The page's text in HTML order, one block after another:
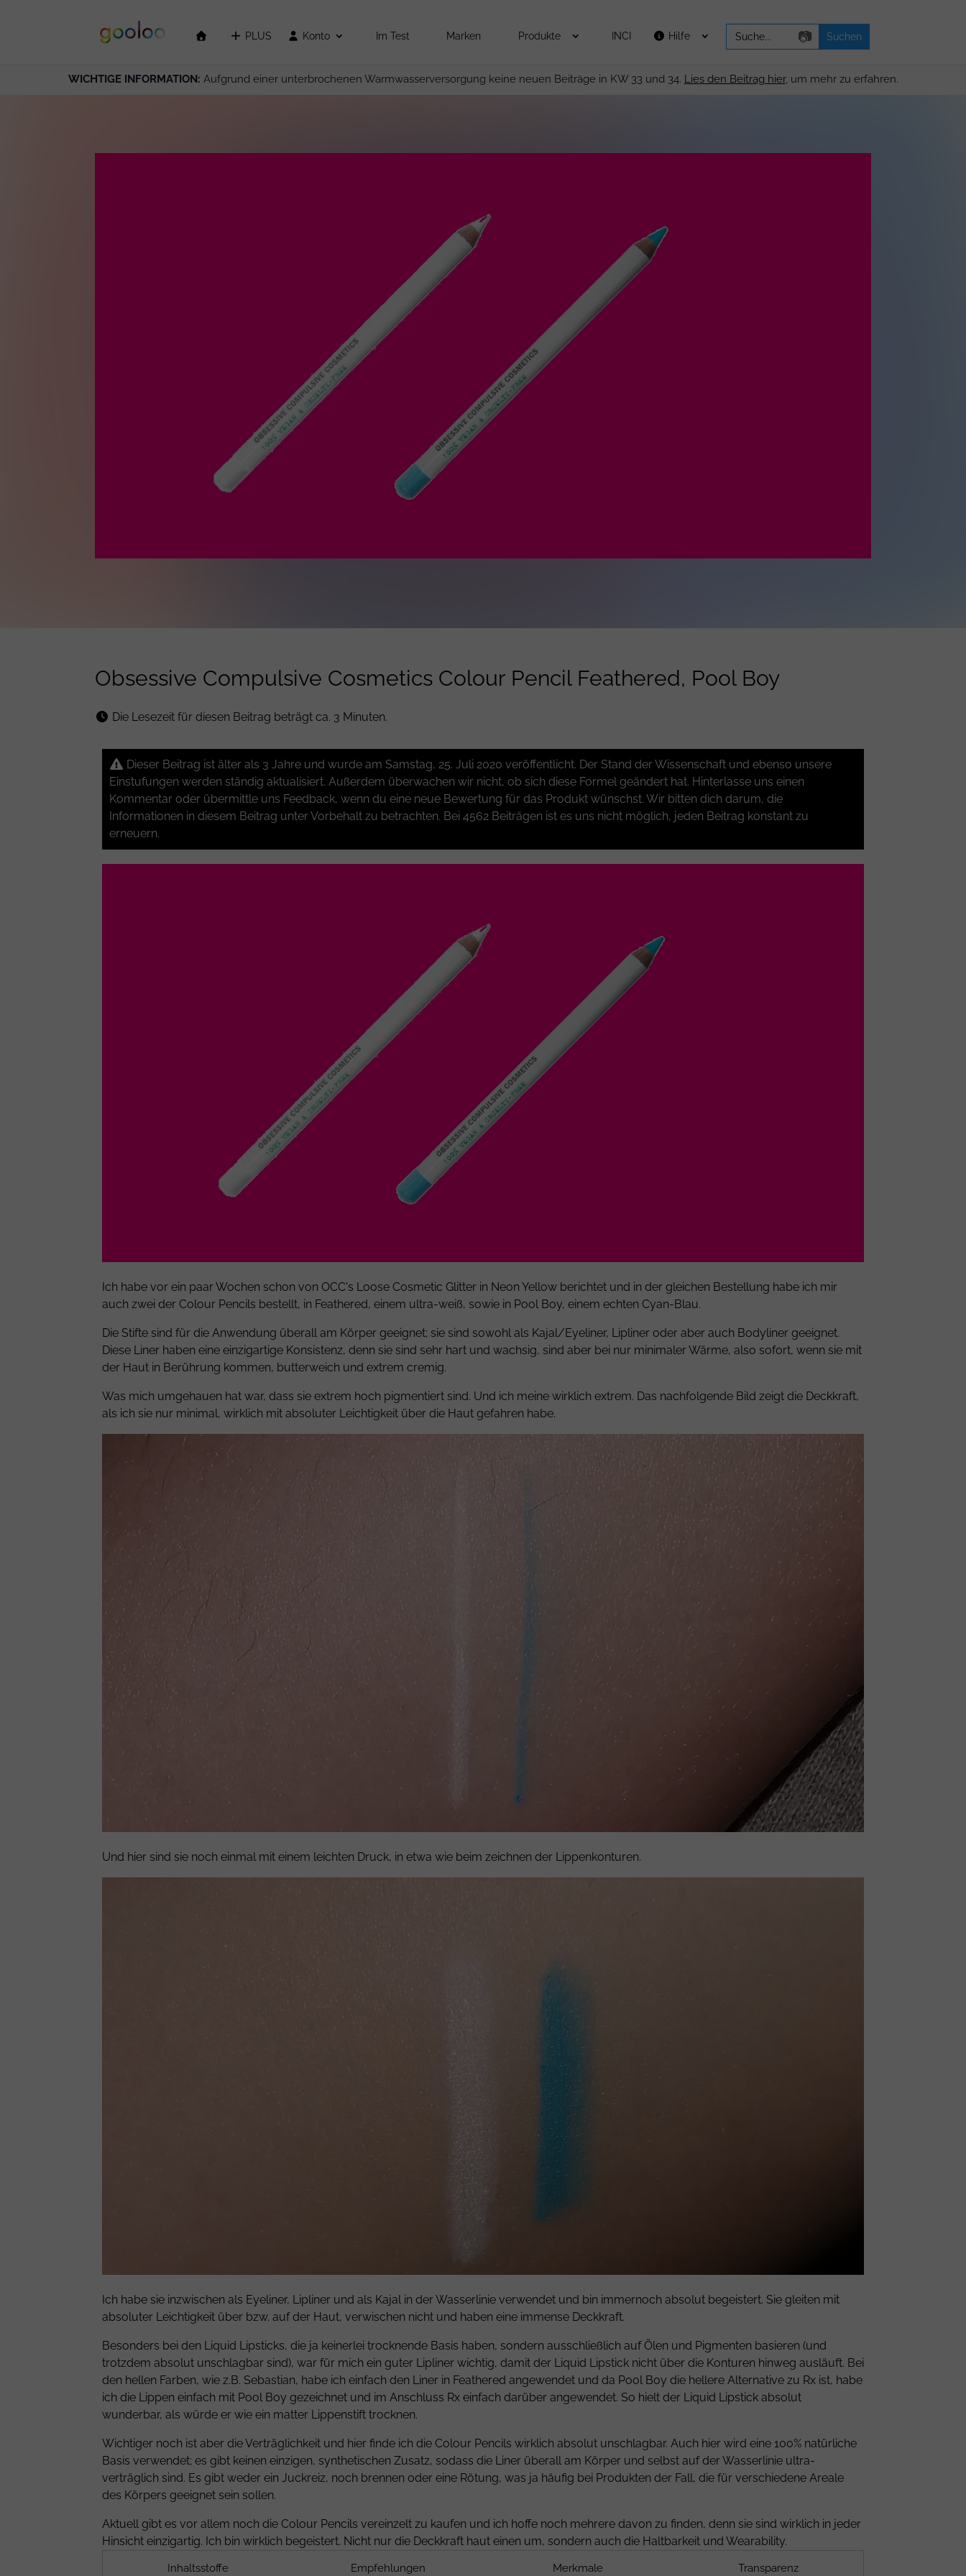
PLUS Konto Im Test Marken Produkte INCI Hilfe
Search
for:
📷
WICHTIGE INFORMATION: Aufgrund einer unterbrochenen Warmwasserversorgung keine neuen Beiträge in KW 33 und 34. Lies den Beitrag hier, um mehr zu erfahren.
Obsessive Compulsive Cosmetics Colour Pencil Feathered, Pool Boy
Die Lesezeit für diesen Beitrag beträgt ca. 3 Minuten.
Dieser Beitrag ist älter als 3 Jahre und wurde am Samstag, 25. Juli 2020 veröffentlicht. Der Stand der Wissenschaft und ebenso unsere
Einstufungen werden ständig aktualisiert. Außerdem überwachen wir nicht, ob sich diese Formel geändert hat. Hinterlasse uns einen
Kommentar oder übermittle uns Feedback, wenn du eine neue Bewertung für das Produkt wünschst. Wir bitten dich darum, die
Informationen in diesem Beitrag unter Vorbehalt zu betrachten. Bei 4562 Beiträgen ist es uns nicht möglich, jeden Beitrag konstant zu
erneuern.
Ich habe vor ein paar Wochen schon von OCC's Loose Cosmetic Glitter in Neon Yellow berichtet und in der gleichen Bestellung habe ich mir
auch zwei der Colour Pencils bestellt, in Feathered, einem ultra-weiß, sowie in Pool Boy, einem echten Cyan-Blau.
Die Stifte sind für die Anwendung überall am Körper geeignet; sie sind sowohl als Kajal/Eyeliner, Lipliner oder aber auch Bodyliner geeignet.
Diese Liner haben eine einzigartige Konsistenz, denn sie sind sehr hart und wachsig, sind aber bei nur minimaler Wärme, also sofort, wenn sie mit
der Haut in Berührung kommen, butterweich und extrem cremig.
Was mich umgehauen hat war, dass sie extrem hoch pigmentiert sind. Und ich meine wirklich extrem. Das nachfolgende Bild zeigt die Deckkraft,
als ich sie nur minimal, wirklich mit absoluter Leichtigkeit über die Haut gefahren habe.
Und hier sind sie noch einmal mit einem leichten Druck, in etwa wie beim zeichnen der Lippenkonturen.
Ich habe sie inzwischen als Eyeliner, Lipliner und als Kajal in der Wasserlinie verwendet und bin immernoch absolut begeistert. Sie gleiten mit
absoluter Leichtigkeit über bzw. auf der Haut, verwischen nicht und haben eine immense Deckkraft.
Besonders bei den Liquid Lipsticks, die ja keinerlei trocknende Basis haben, sondern ausschließlich auf Ölen und Pigmenten basieren (und
trotzdem absolut unschlagbar sind), war für mich ein guter Lipliner wichtig, damit der Liquid Lipstick nicht über die Konturen hinweg ausläuft. Bei
den hellen Farben, wie z.B. Sebastian, habe ich einfach den Liner in Feathered angewendet und da Pool Boy die hellere Alternative zu Rx ist, habe
ich die Lippen einfach mit Pool Boy gezeichnet und im Anschluss Rx einfach darüber angewendet. So hielt der Liquid Lipstick absolut
wunderbar, als würde er wie ein matter Lippenstift trocknen.
Wichtiger noch ist aber die Verträglichkeit und hier finde ich die Colour Pencils wirklich absolut unschlagbar. Auch hier wird eine 100% natürliche
Basis verwendet; es gibt keinen einzigen, synthetischen Zusatz, sodass die Liner überall am Körper und selbst auf der Wasserlinie ultra-
verträglich sind. Es gibt weder ein Juckreiz, noch brennen oder eine Rötung, was ja häufig bei Produkten der Fall, die für verschiedene Areale
des Körpers geeignet sein sollen.
Aktuell gibt es vor allem noch die Colour Pencils vereinzelt zu kaufen und ich hoffe noch mehrere davon zu finden, denn sie sind wirklich in jeder
Hinsicht einzigartig. Ich bin wirklich begeistert. Nicht nur die Deckkraft haut einen um, sondern auch die Haltbarkeit und Wearability.
Inhaltsstoffe Empfehlungen Merkmale Transparenz